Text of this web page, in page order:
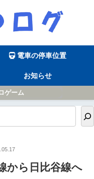
電車の停車位置
お知らせ
ゲーム
から日比谷線へ